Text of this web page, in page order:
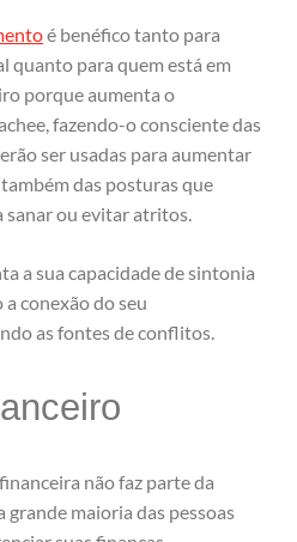
é benéfico tanto para
quanto para quem está em
porque aumenta o
fazendo-o consciente das
ser usadas para aumentar
das posturas que
sanar ou evitar atritos.
a sua capacidade de sintonia
conexão do seu
as fontes de conflitos.
não faz parte da
grande maioria das pessoas